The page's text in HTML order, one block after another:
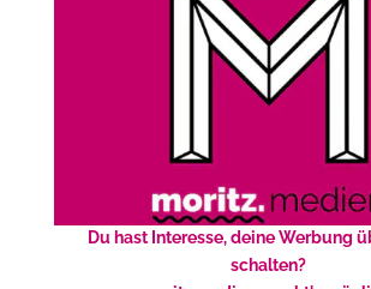
Du hast Interesse, deine Werbung
schalten?